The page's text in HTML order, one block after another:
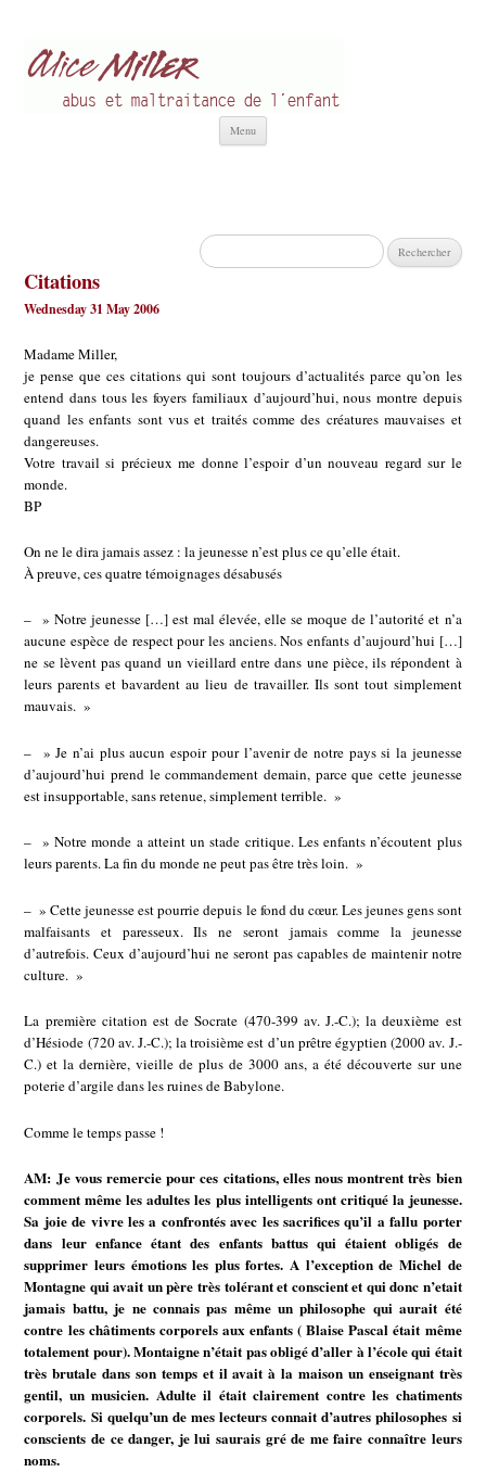
Menu
Rechercher :
Citations
Wednesday 31 May 2006
Madame Miller,
je pense que ces citations qui sont toujours d’actualités parce qu’on les
entend dans tous les foyers familiaux d’aujourd’hui, nous montre depuis
quand les enfants sont vus et traités comme des créatures mauvaises et
dangereuses.
Votre travail si précieux me donne l’espoir d’un nouveau regard sur le
monde.
BP
On ne le dira jamais assez : la jeunesse n’est plus ce qu’elle était.
À preuve, ces quatre témoignages désabusés
– » Notre jeunesse […] est mal élevée, elle se moque de l’autorité et n’a
aucune espèce de respect pour les anciens. Nos enfants d’aujourd’hui […]
ne se lèvent pas quand un vieillard entre dans une pièce, ils répondent à
leurs parents et bavardent au lieu de travailler. Ils sont tout simplement
mauvais. »
– » Je n’ai plus aucun espoir pour l’avenir de notre pays si la jeunesse
d’aujourd’hui prend le commandement demain, parce que cette jeunesse
est insupportable, sans retenue, simplement terrible. »
– » Notre monde a atteint un stade critique. Les enfants n’écoutent plus
leurs parents. La fin du monde ne peut pas être très loin. »
– » Cette jeunesse est pourrie depuis le fond du cœur. Les jeunes gens sont
malfaisants et paresseux. Ils ne seront jamais comme la jeunesse
d’autrefois. Ceux d’aujourd’hui ne seront pas capables de maintenir notre
culture. »
La première citation est de Socrate (470-399 av. J.-C.); la deuxième est
d’Hésiode (720 av. J.-C.); la troisième est d’un prêtre égyptien (2000 av. J.-
C.) et la dernière, vieille de plus de 3000 ans, a été découverte sur une
poterie d’argile dans les ruines de Babylone.
Comme le temps passe !
AM: Je vous remercie pour ces citations, elles nous montrent très bien
comment même les adultes les plus intelligents ont critiqué la jeunesse.
Sa joie de vivre les a confrontés avec les sacrifices qu’il a fallu porter
dans leur enfance étant des enfants battus qui étaient obligés de
supprimer leurs émotions les plus fortes. A l’exception de Michel de
Montagne qui avait un père très tolérant et conscient et qui donc n’etait
jamais battu, je ne connais pas même un philosophe qui aurait été
contre les châtiments corporels aux enfants ( Blaise Pascal était même
totalement pour). Montaigne n’était pas obligé d’aller à l’école qui était
très brutale dans son temps et il avait à la maison un enseignant très
gentil, un musicien. Adulte il était clairement contre les chatiments
corporels. Si quelqu’un de mes lecteurs connait d’autres philosophes si
conscients de ce danger, je lui saurais gré de me faire connaître leurs
noms.